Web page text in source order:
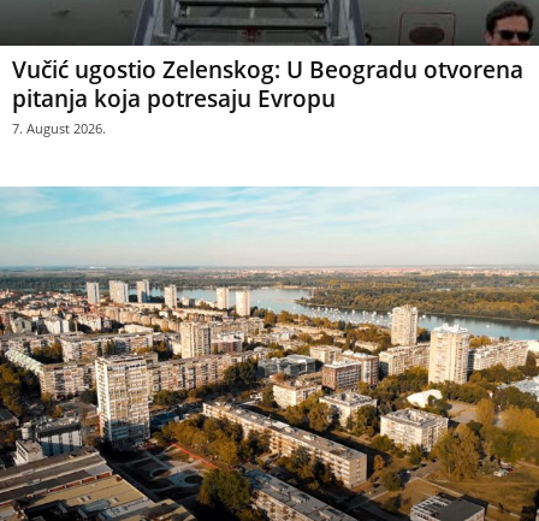
Vučić ugostio Zelenskog: U Beogradu otvorena
pitanja koja potresaju Evropu
7. August 2026.